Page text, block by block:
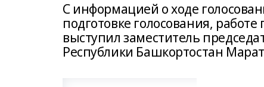
С информацией о ходе
подготовке голосования,
выступил заместитель
Республики Башкортостан